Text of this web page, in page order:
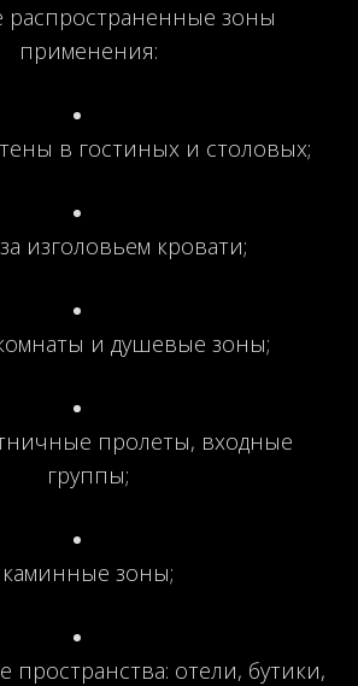
распространенные зоны
применения:
в гостиных и столовых;
изголовьем кровати;
и душевые зоны;
пролеты, входные
группы;
каминные зоны;
отели, бутики,